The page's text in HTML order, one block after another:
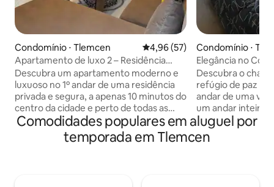
Condomínio ⋅ Tlemcen 4,96 de uma avaliação média
4,96 (57)
Apartamento de luxo 2 – Residência
Lydia
Descubra um apartamento moderno e
luxuoso no 1º andar de uma residência
privada e segura, a apenas 10 minutos do
centro da cidade e perto de todas as
comodidades. Silencioso, iluminado e
impecavelmente limpo, oferece
conforto de alta qualidade para uma
Condomínio ⋅
Elegância no
Descubra o
refúgio de paz
andar de uma
um andar inteiro
banheiro,
incluído (TV, Wi-
adapta às suas
Comodidades populares em aluguel por
temporada em Tlemcen